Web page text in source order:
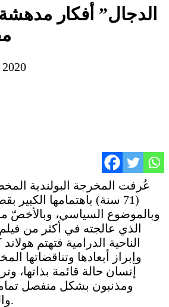
عُرفت المخرجة البولندية
(71 سنة) باهتمامها الكبير
وبالموضوع السياسي، وبالأخصّ
الذي عالجته في أكثر من
الناحية الدرامية فتهتم
وإبراز أبعادها وتناقضاتها
إنسان حالة قائمة بذاتها،
ومذنبون بشكل منفصل
والذنب في كل طرف.